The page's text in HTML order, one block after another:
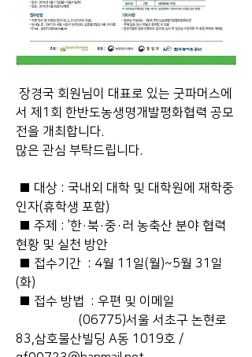
서 제1회 한반도농생명개발평화협력 공모
전을 개최합니다.
많은 관심 부탁드립니다.
■ 대상 : 국내외 대학 및 대학원에 재학중
인자(휴학생 포함)
■ 주제 : '한·북·중·러 농축산 분야 협력
현황 및 실천 방안
■ 접수기간  : 4월 11일(월)~5월 31일
(화)
■ 접수 방법  : 우편 및 이메일
(06775)서울 서초구 논현로
83,삼호물산빌딩 A동 1019호 /